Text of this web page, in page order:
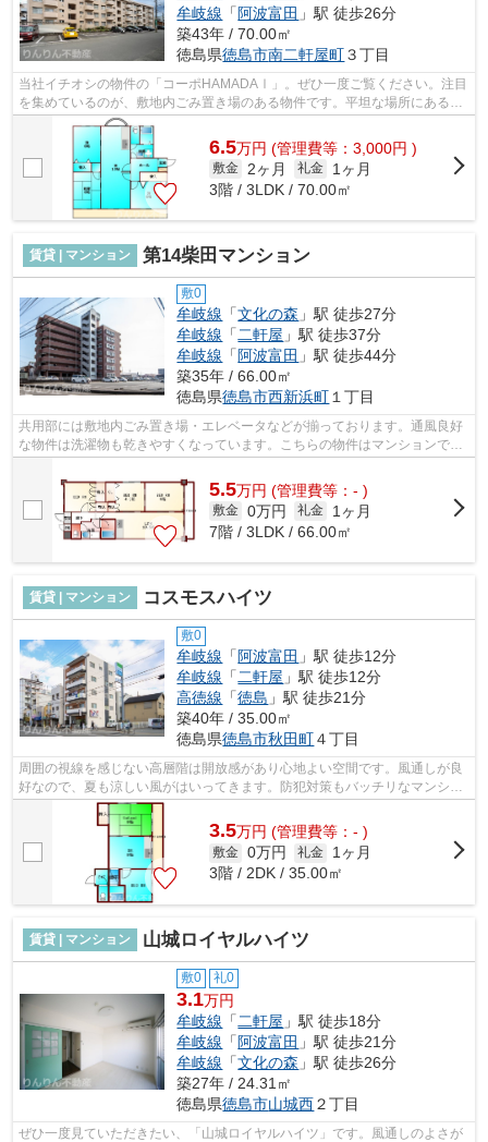
牟岐線 「 阿波富田 」駅 徒歩26分
築43年 / 70.00㎡
徳島県徳島市南二軒屋町３丁目
当社イチオシの物件の「コーポHAMADAⅠ」。ぜひ一度ご覧ください。注目
を集めているのが、敷地内ごみ置き場のある物件です。平坦な場所にある物
件なら毎日の移動も快適です。眺望良好な...
6.5万円 (管理費等：3,000円 )
敷金 2ヶ月 礼金
1ヶ月
3階 / 3LDK / 70.00㎡
賃貸 | マンション 第14柴田マンション
敷0
牟岐線 「文化の森 」駅 徒歩27分
牟岐線 「 二軒屋 」駅 徒歩37分
牟岐線 「 阿波富田 」駅 徒歩44分
築35年 / 66.00㎡
徳島県徳島市西新浜町 １丁目
共用部には敷地内ごみ置き場・エレベータなどが揃っております。通風良好
な物件は洗濯物も乾きやすくなっています。こちらの物件はマンションで
5.5万円 (管理費等：- )
敷金 0万円 礼金
1ヶ月
7階 / 3LDK / 66.00㎡
賃貸 | マンション コスモスハイツ
敷0
牟岐線 「 阿波富田 」駅 徒歩12分
牟岐線 「 二軒屋 」駅 徒歩12分
高徳線 「徳島 」駅 徒歩21分
築40年 / 35.00㎡
徳島県徳島市秋田町４丁目
周囲の視線を感じない高層階は開放感があり心地よい空間です。風通しが良
好なので、夏も涼しい風がはいってきます。防犯対策もバッチリなマンショ
ンタイプの物件です。駅まで徒歩12分...
3.5万円 (管理費等：- )
敷金 0万円 礼金
1ヶ月
3階 / 2DK / 35.00㎡
賃貸 | マンション 山城ロイヤルハイツ
敷0 礼0
3.1万円
牟岐線 「 二軒屋 」駅 徒歩18分
牟岐線 「 阿波富田 」駅 徒歩21分
牟岐線 「文化の森 」駅 徒歩26分
築27年 / 24.31㎡
徳島県徳島市山城西２丁目
ぜひ一度見ていただきたい、「山城ロイヤルハイツ」です。風通しのよさが